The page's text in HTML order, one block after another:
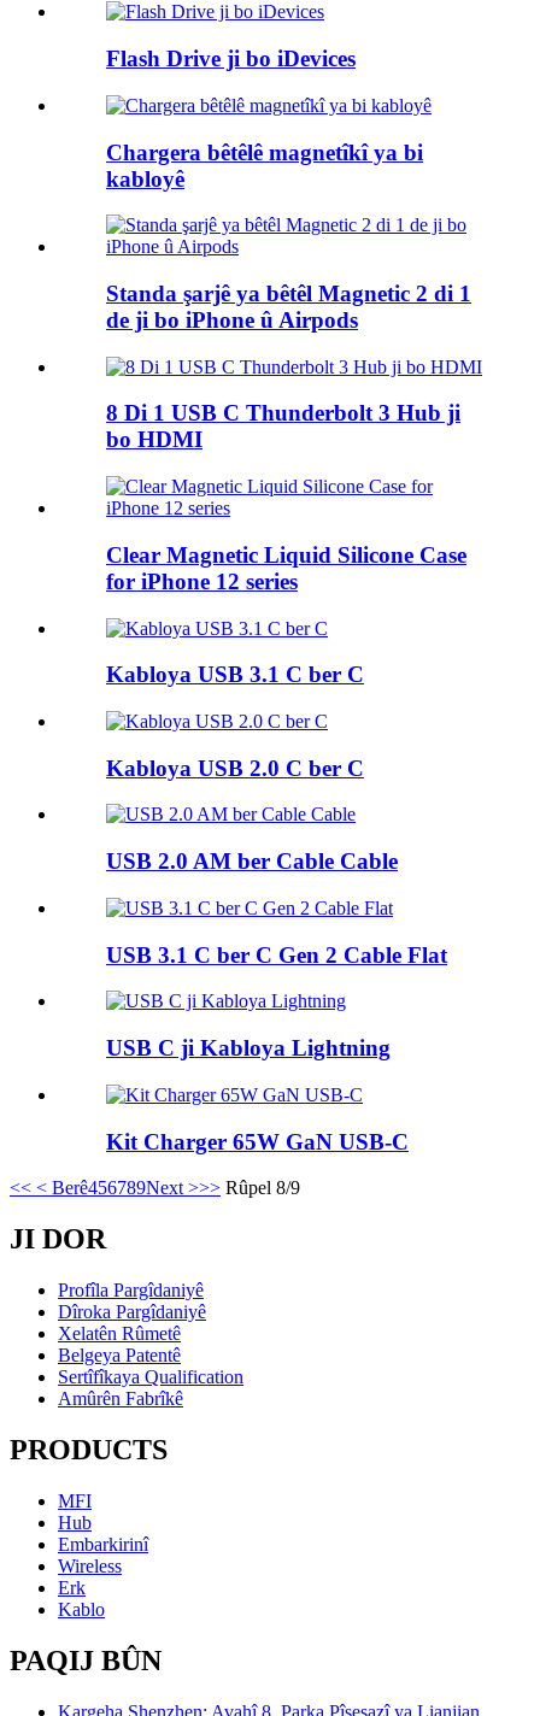
Flash Drive ji bo iDevices
Chargera bêtêlê magnetîkî ya bi
kabloyê
Standa şarjê ya bêtêl Magnetic 2 di 1
de ji bo iPhone û Airpods
8 Di 1 USB C Thunderbolt 3 Hub ji
bo HDMI
Clear Magnetic Liquid Silicone Case
for iPhone 12 series
Kabloya USB 3.1 C ber C
Kabloya USB 2.0 C ber C
USB 2.0 AM ber Cable Cable
USB 3.1 C ber C Gen 2 Cable Flat
USB C ji Kabloya Lightning
Kit Charger 65W GaN USB-C
<< < Berê456789Next >>> Rûpel 8/9
JI DOR
Profîla Pargîdaniyê
Dîroka Pargîdaniyê
Xelatên Rûmetê
Belgeya Patentê
Sertîfîkaya Qualification
Amûrên Fabrîkê
PRODUCTS
MFI
Hub
Embarkirinî
Wireless
Erk
Kablo
PAQIJ BÛN
Kargeha Shenzhen: Avahî 8, Parka Pîşesazî ya Lianjian,